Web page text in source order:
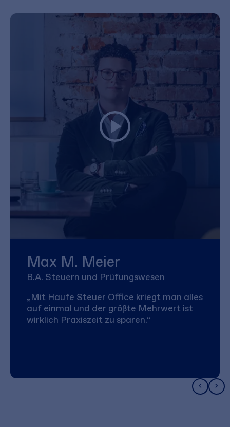
Max M. Meier
B.A. Steuern und Prüfungswesen
„Mit Haufe Steuer Office kriegt man alles
auf einmal und der größte Mehrwert ist
wirklich Praxiszeit zu sparen.“